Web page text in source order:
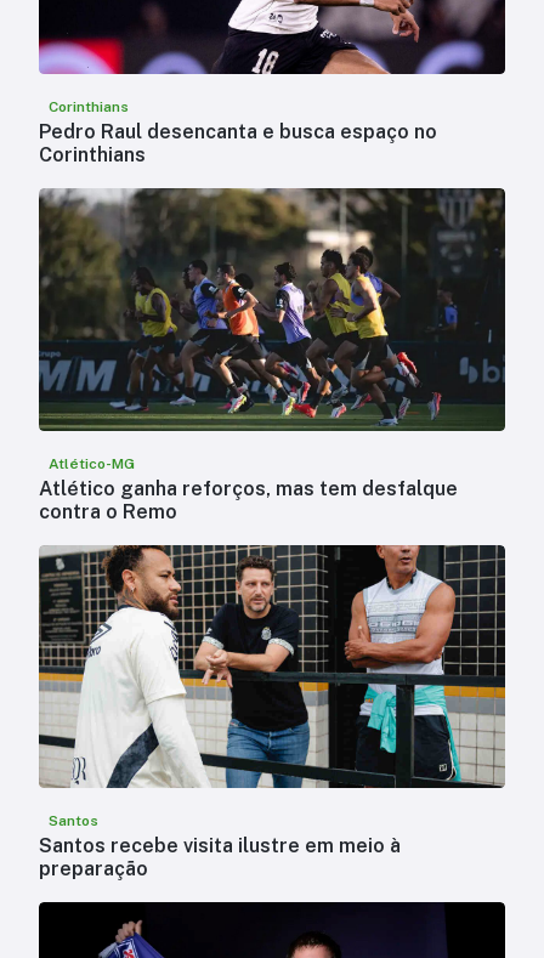
Corinthians
Pedro Raul desencanta e busca espaço no
Corinthians
Atlético-MG
Atlético ganha reforços, mas tem desfalque
contra o Remo
Santos
Santos recebe visita ilustre em meio à
preparação